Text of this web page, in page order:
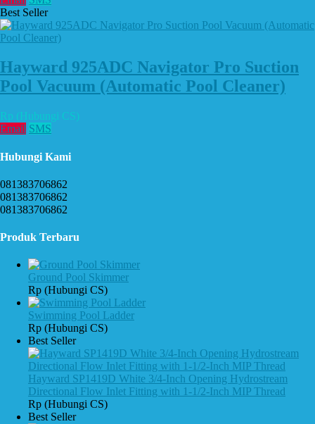
Best Seller
Hayward 925ADC Navigator Pro Suction
Pool Vacuum (Automatic Pool Cleaner)
Rp (Hubungi CS)
Email SMS
Hubungi Kami
081383706862
081383706862
081383706862
Produk Terbaru
Ground Pool Skimmer
Rp (Hubungi CS)
Swimming Pool Ladder
Rp (Hubungi CS)
Best Seller
Hayward SP1419D White 3/4-Inch Opening Hydrostream
Directional Flow Inlet Fitting with 1-1/2-Inch MIP Thread
Rp (Hubungi CS)
Best Seller